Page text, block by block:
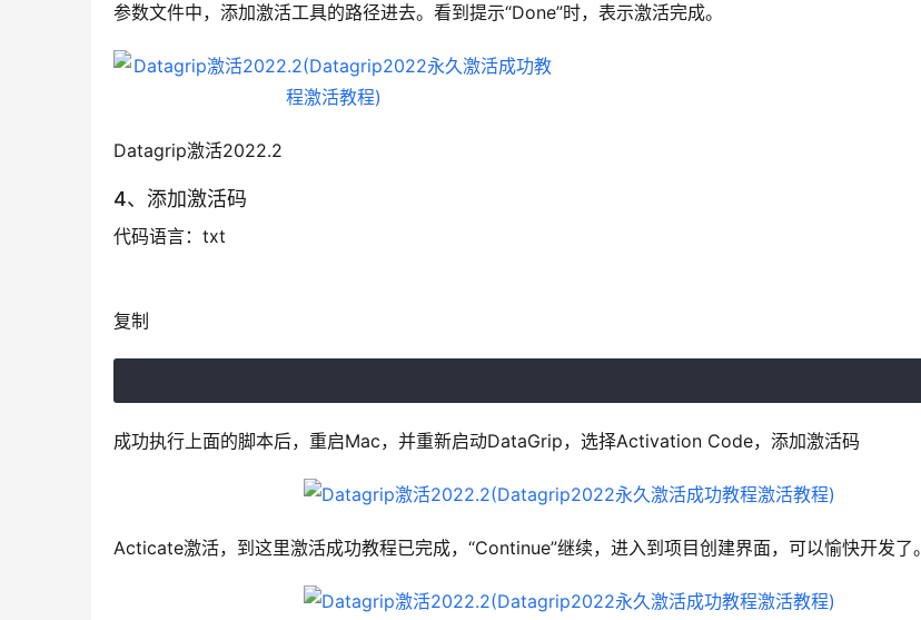
参数文件中，添加激活工具的路径进去。看到提示“Done”时，表示激活完成。
Datagrip激活2022.2
4、添加激活码
代码语言： txt
复制
成功执行上面的脚本后，重启Mac，并重新启动DataGrip，选择Activation Code，添加激活码
Acticate激活，到这里激活成功教程已完成，“Continue”继续，进入到项目创建界面，可以愉快开发了。